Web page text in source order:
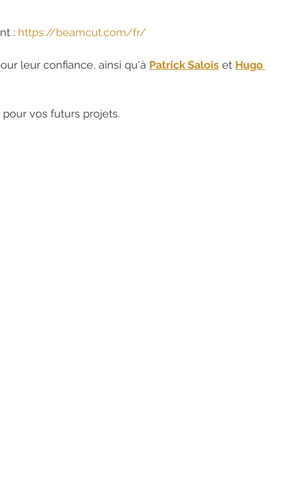
: https://beamcut.com/fr/
leur confiance, ainsi qu'à Patrick Salois et Hugo
pour vos futurs projets.